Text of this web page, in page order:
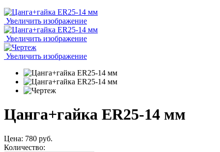
Увеличить изображение
Увеличить изображение
Увеличить изображение
Цанга+гайка ER25-14 мм
Цена: 780 руб.
Количество: